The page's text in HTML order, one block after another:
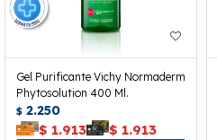
Gel Purificante Vichy Normaderm
Phytosolution 400 Ml.
$ 2.250
$ 1.913 $ 1.913